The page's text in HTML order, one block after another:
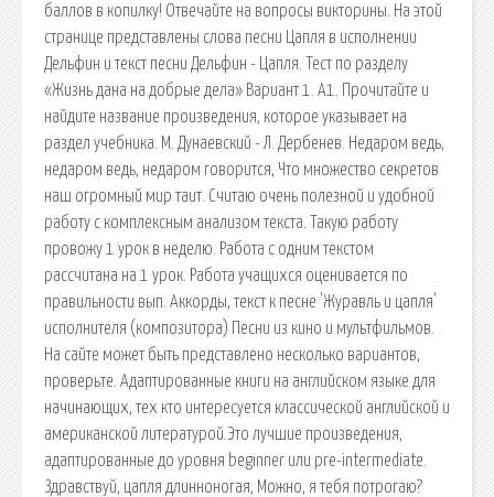
баллов в копилку! Отвечайте на вопросы викторины. На этой
странице представлены слова песни Цапля в исполнении
Дельфин и текст песни Дельфин - Цапля. Тест по разделу
«Жизнь дана на добрые дела» Вариант 1. А1. Прочитайте и
найдите название произведения, которое указывает на
раздел учебника. М. Дунаевский - Л. Дербенев. Недаром ведь,
недаром ведь, недаром говорится, Что множество секретов
наш огромный мир таит. Считаю очень полезной и удобной
работу с комплексным анализом текста. Такую работу
провожу 1 урок в неделю. Работа с одним текстом
рассчитана на 1 урок. Работа учащихся оценивается по
правильности вып. Аккорды, текст к песне 'Журавль и цапля'
исполнителя (композитора) Песни из кино и мультфильмов.
На сайте может быть представлено несколько вариантов,
проверьте. Адаптированные книги на английском языке для
начинающих, тех кто интересуется классической английской и
американской литературой.Это лучшие произведения,
адаптированные до уровня beginner или pre-intermediate.
Здравствуй, цапля длинноногая, Можно, я тебя потрогаю?